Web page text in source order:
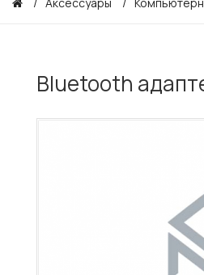
Bluetooth